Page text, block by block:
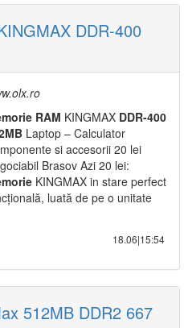
DDR-400
RAM KINGMAX DDR-400
Laptop – Calculator
si accesorii 20 lei
Brasov Azi 20 lei:
KINGMAX in stare perfect
luată de pe o unitate
18.06|15:54
512MB DDR2 667